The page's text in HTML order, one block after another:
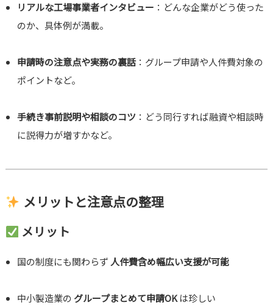
リアルな工場事業者インタビュー ：どんな企業がどう使った
のか、具体例が満載。
申請時の注意点や実務の裏話：グループ申請や人件費対象の
ポイントなど。
手続き事前説明や相談のコツ ：どう同行すれば融資や相談時
に説得力が増すかなど。
メリットと注意点の整理
メリット
国の制度にも関わらず人件費含め幅広い支援が可能
中小製造業の グループまとめて申請OKは珍しい